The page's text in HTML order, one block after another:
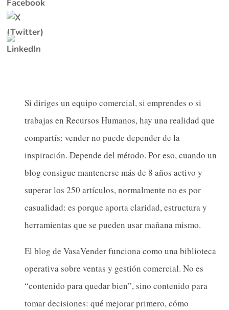
Si diriges un equipo comercial, si emprendes o si
trabajas en Recursos Humanos, hay una realidad que
compartís: vender no puede depender de la
inspiración. Depende del método. Por eso, cuando un
blog consigue mantenerse más de 8 años activo y
superar los 250 artículos, normalmente no es por
casualidad: es porque aporta claridad, estructura y
herramientas que se pueden usar mañana mismo.
El blog de VasaVender funciona como una biblioteca
operativa sobre ventas y gestión comercial. No es
“contenido para quedar bien”, sino contenido para
tomar decisiones: qué mejorar primero, cómo